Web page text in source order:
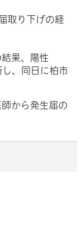
取り下げの経
果、陽性
、同日に柏市
から発生届の